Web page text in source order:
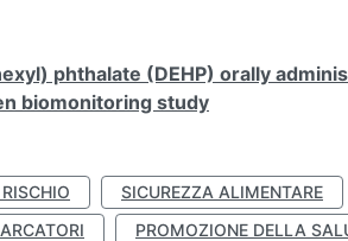
phthalate (DEHP) orally
biomonitoring study
SICUREZZA ALIMENTARE
PROMOZIONE DELLA